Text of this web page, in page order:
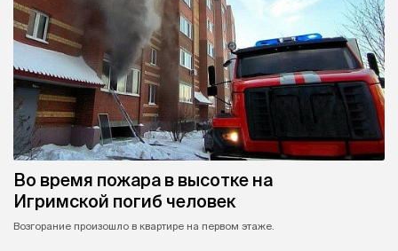
Во время пожара в высотке на
Игримской погиб человек
Возгорание произошло в квартире на первом этаже.